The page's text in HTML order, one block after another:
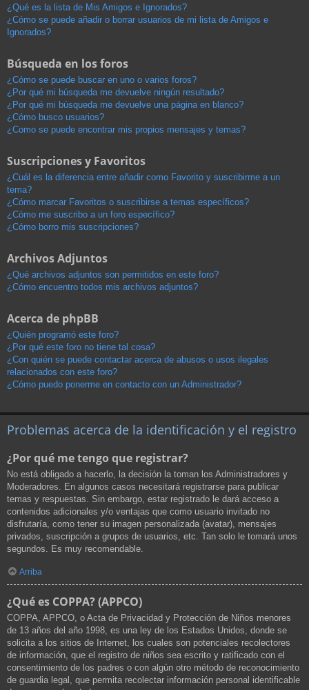
¿Qué es la lista de Mis Amigos e Ignorados?
¿Cómo se puede añadir o borrar usuarios de mi lista de Amigos e
Ignorados?
Búsqueda en los foros
¿Cómo se puede buscar en uno o varios foros?
¿Por qué mi búsqueda me devuelve ningún resultado?
¿Por qué mi búsqueda me devuelve una página en blanco?
¿Cómo busco usuarios?
¿Como se puede encontrar mis propios mensajes y temas?
Suscripciones y Favoritos
¿Cuál es la diferencia entre añadir como Favorito y suscribirme a un
tema?
¿Cómo marcar Favoritos o suscribirse a temas específicos?
¿Cómo me suscribo a un foro específico?
¿Cómo borro mis suscripciones?
Archivos Adjuntos
¿Qué archivos adjuntos son permitidos en este foro?
¿Cómo encuentro todos mis archivos adjuntos?
Acerca de phpBB
¿Quién programó este foro?
¿Por qué este foro no tiene tal cosa?
¿Con quién se puede contactar acerca de abusos o usos ilegales
relacionados con este foro?
¿Cómo puedo ponerme en contacto con un Administrador?
Problemas acerca de la identificación y el registro
¿Por qué me tengo que registrar?
No está obligado a hacerlo, la decisión la toman los Administradores y
Moderadores. En algunos casos necesitará registrarse para publicar
temas y respuestas. Sin embargo, estar registrado le dará acceso a
contenidos adicionales y/o ventajas que como usuario invitado no
disfrutaría, como tener su imagen personalizada (avatar), mensajes
privados, suscripción a grupos de usuarios, etc. Tan solo le tomará unos
segundos. Es muy recomendable.
Arriba
¿Qué es COPPA? (APPCO)
COPPA, APPCO, o Acta de Privacidad y Protección de Niños menores
de 13 años del año 1998, es una ley de los Estados Unidos, donde se
solicita a los sitios de Internet, los cuales son potenciales recolectores
de información, que el registro de niños sea escrito y ratificado con el
consentimiento de los padres o con algún otro método de reconocimiento
de guardia legal, que permita recolectar información personal identificable